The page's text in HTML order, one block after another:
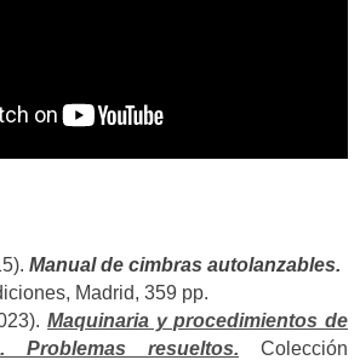
Manual de cimbras autolanzables.
Madrid, 359 pp.
Maquinaria y procedimientos de
Problemas resueltos. Colección